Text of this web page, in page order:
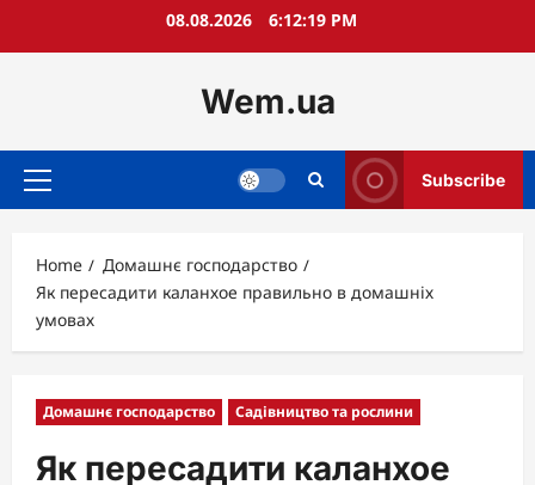
08.08.2026 6:12:20 PM
Wem.ua
Primary
Subscribe
Home
Домашнє господарство
Як пересадити каланхое правильно в домашніх
умовах
Домашнє господарство Садівництво та рослини
Як пересадити каланхое